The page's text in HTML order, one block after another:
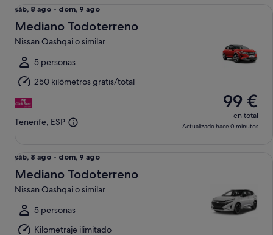
Del
sáb,
8
ago
al
dom,
9
ago
sáb, 8 ago - dom, 9 ago
Mediano Todoterreno
Nissan Qashqai o similar
5 personas
250 kilómetros gratis/total
Tenerife, ESP
99 €
en total
Actualizado hace 0 minutos
Del
sáb,
8
ago
al
dom,
sáb, 8 ago - dom, 9 ago
Mediano Todoterreno
Nissan Qashqai o similar
5 personas
Kilometraje ilimitado